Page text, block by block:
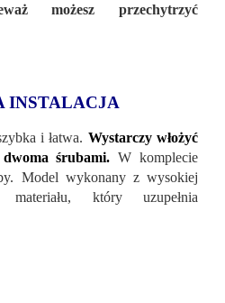
możesz przechytrzyć
INSTALACJA
i łatwa. Wystarczy włożyć
śrubami. W komplecie
Model wykonany z wysokiej
materiału, który uzupełnia